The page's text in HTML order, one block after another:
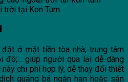
trời tại Kon Tum
ở mặt tiền tòa nhà; trung tâm
đô;… giúp người qua lại dễ dàng
chi phí hợp lý, dễ thay đổi thiết
quảng bá ngắn hạn hoặc sản